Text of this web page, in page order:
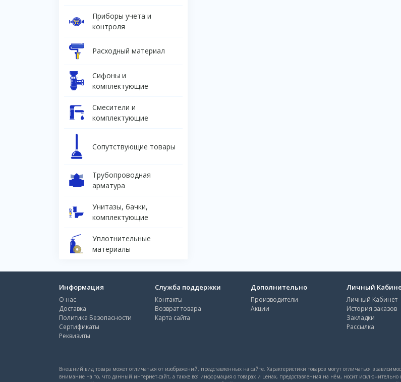
Приборы учета и
контроля
Расходный материал
Сифоны и
комплектующие
Смесители и
комплектующие
Сопутствующие товары
Трубопроводная
арматура
Унитазы, бачки,
комплектующие
Уплотнительные
материалы
Информация
О нас
Доставка
Политика Безопасности
Сертификаты
Реквизиты
Служба поддержки
Контакты
Возврат товара
Карта сайта
Дополнительно
Производители
Акции
Личный
Личный Кабинет
История заказов
Закладки
Рассылка
Внешний вид товара может отличаться от изображений, представленных на сайте. Характеристики товаров могут отличаться в
внимание на то, что данный интернет-сайт, а также вся информация о товарах и ценах, предоставленная на нём, носит